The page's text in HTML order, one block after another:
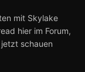
mit Skylake
hier im Forum,
schauen